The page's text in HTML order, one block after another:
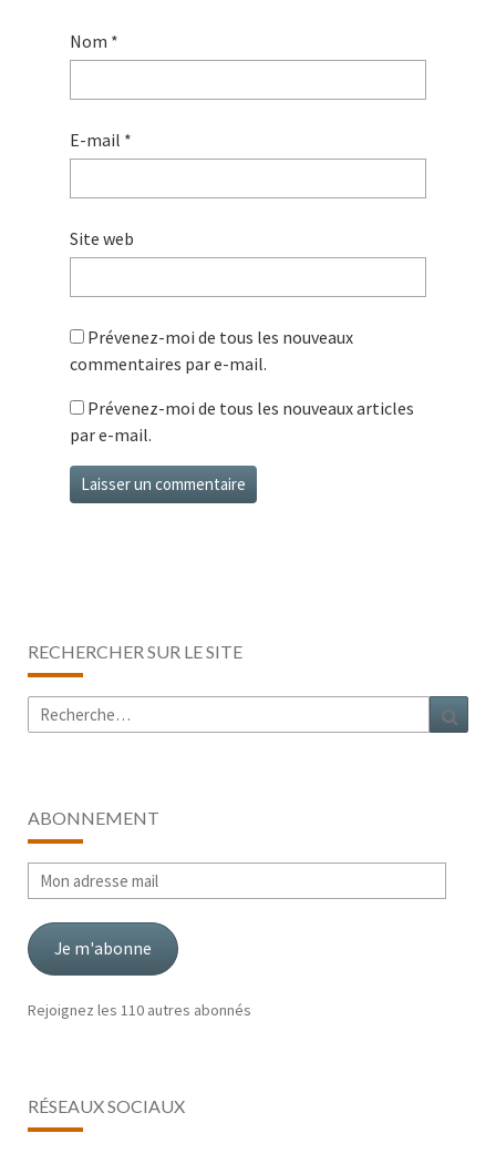
Nom *
E-mail *
Site web
Prévenez-moi de tous les nouveaux
commentaires par e-mail.
Prévenez-moi de tous les nouveaux articles
par e-mail.
RECHERCHER SUR LE SITE
Rechercher :
ABONNEMENT
Mon
adresse
mail
Je m'abonne
Rejoignez les 110 autres abonnés
RÉSEAUX SOCIAUX